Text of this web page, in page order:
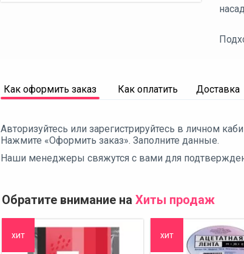
Как оформить заказ Как оплатить Доставка
Авторизуйтесь или зарегистрируйтесь в личном
Нажмите «Оформить заказ». Заполните данные.
Наши менеджеры свяжутся с вами для
Обратите внимание на Хиты продаж
хит хит